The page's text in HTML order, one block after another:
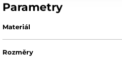
Parametry
Materiál
Rozměry